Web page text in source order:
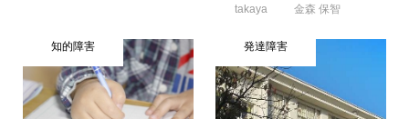
takaya
金森 保智
知的障害 発達障害